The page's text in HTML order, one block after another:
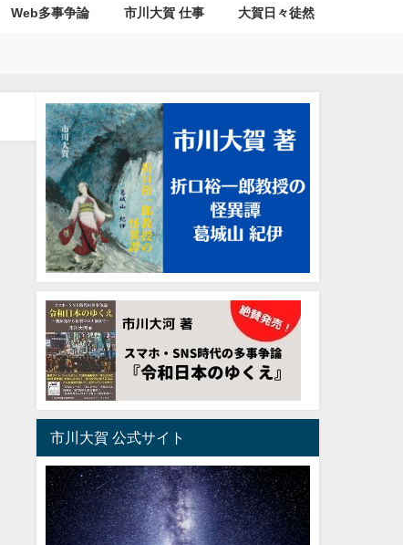
Web多事争論 市川大賀 仕事 大賀日々徒然
市川大賀 公式サイト